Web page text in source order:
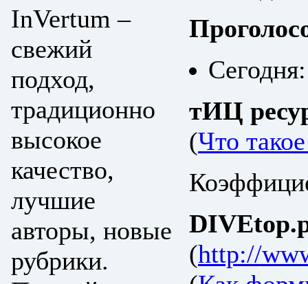
InVertum –
свежий
подход,
традиционно
высокое
качество,
лучшие
авторы, новые
рубрики.
тИЦ
(Что
(http://